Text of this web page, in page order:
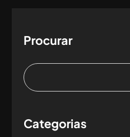
Procurar
Categorias